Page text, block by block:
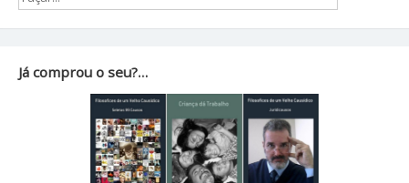
Já comprou o seu?…